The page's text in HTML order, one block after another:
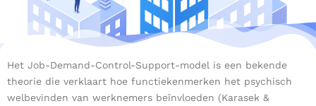
Het Job-Demand-Control-Support-model is een bekende
theorie die verklaart hoe functiekenmerken het psychisch
welbevinden van werknemers beïnvloeden (Karasek &